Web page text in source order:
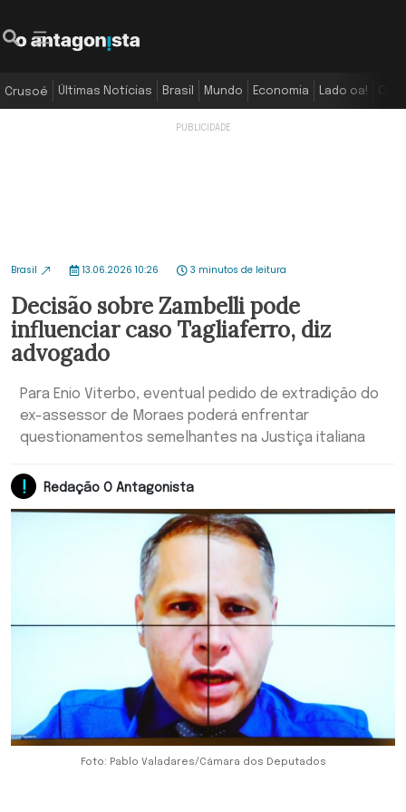
Crusoé Últimas Notícias Brasil Mundo Economia Lado oa!
Brasil 13.06.2026 10:26 3 minutos de leitura
Decisão sobre Zambelli pode
influenciar caso Tagliaferro, diz
advogado
Para Enio Viterbo, eventual pedido de extradição do
ex-assessor de Moraes poderá enfrentar
questionamentos semelhantes na Justiça italiana
Redação O Antagonista
Foto: Pablo Valadares/Câmara dos Deputados